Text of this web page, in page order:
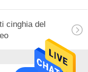
cinghia del